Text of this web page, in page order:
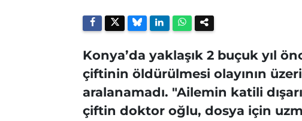
Konya’da yaklaşık 2 buçuk yıl
çiftinin öldürülmesi olayının
aralanamadı. "Ailemin katili
çiftin doktor oğlu, dosya için